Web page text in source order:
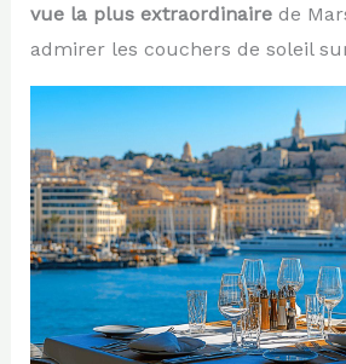
vue la plus extraordinairede
admirer les couchers de soleil